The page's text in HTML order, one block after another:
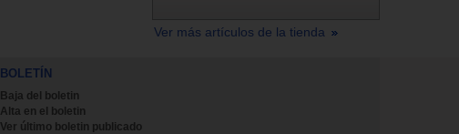
Ver más artículos de la tienda
BOLETÍN
Baja del boletin
Alta en el boletin
Ver último boletin publicado